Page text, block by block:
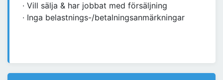
∙ Vill sälja & har jobbat med försäljning
∙ Inga belastnings-/betalningsanmärkningar